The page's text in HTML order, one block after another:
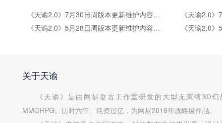
《天谕2.0》7月30日周版本更新维护内容公告
《天谕2.0》5月28日周版本更新维护内容公告
关于天谕
《天谕》是由网易盘古工作室研发的大型无束缚3D幻
MMORPG。历时六年、耗资过亿，为网易2016年战略级作品。